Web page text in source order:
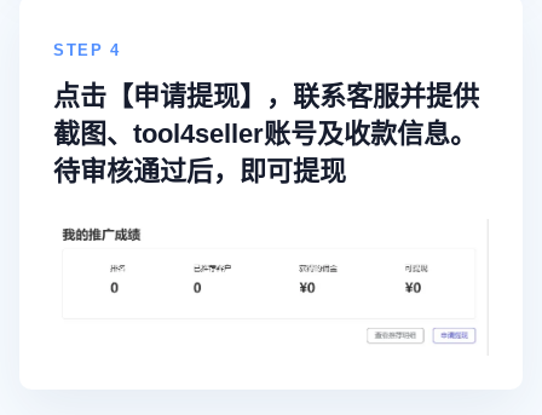
STEP 4
点击【申请提现】，联系客服并提供
截图、tool4seller账号及收款信息。
待审核通过后，即可提现